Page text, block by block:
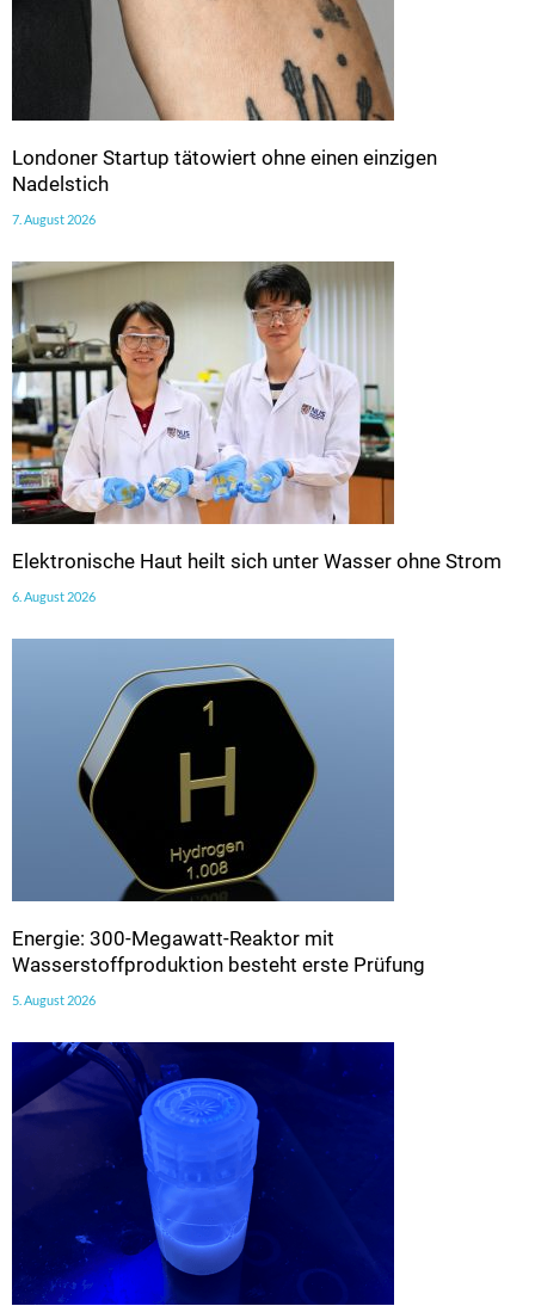
Londoner Startup tätowiert ohne einen einzigen
Nadelstich
7. August 2026
Elektronische Haut heilt sich unter Wasser ohne Strom
6. August 2026
Energie: 300-Megawatt-Reaktor mit
Wasserstoffproduktion besteht erste Prüfung
5. August 2026